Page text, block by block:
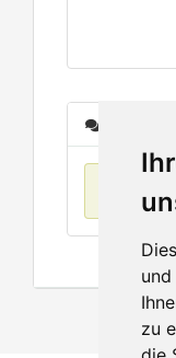
zu
Нет